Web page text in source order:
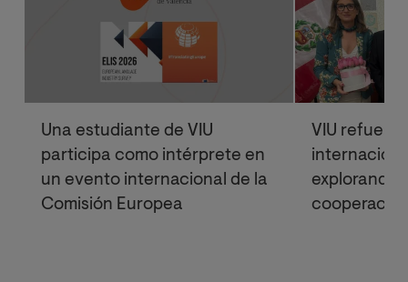
Una estudiante de VIU
participa como intérprete en
un evento internacional de la
Comisión Europea
VIU
explorando